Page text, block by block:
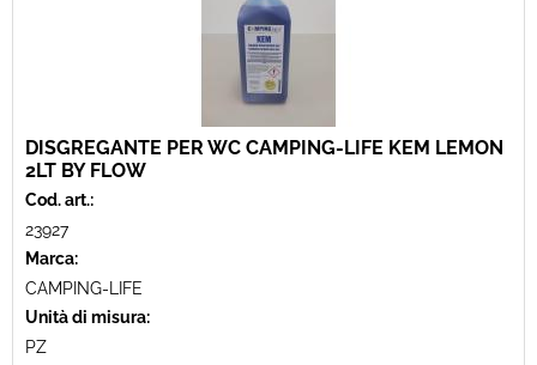
DISGREGANTE PER WC CAMPING-LIFE KEM LEMON
2LT BY FLOW
Cod. art.:
23927
Marca:
CAMPING-LIFE
Unità di misura:
PZ